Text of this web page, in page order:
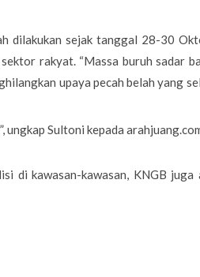
dilakukan sejak tanggal 28-30
rakyat. “Massa buruh sadar
upaya pecah belah yang
ungkap Sultoni kepada
di kawasan-kawasan, KNGB juga